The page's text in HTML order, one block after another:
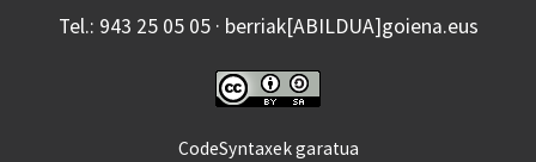
Tel.: 943 25 05 05 · berriak[ABILDUA]goiena.eus
CodeSyntaxek garatua